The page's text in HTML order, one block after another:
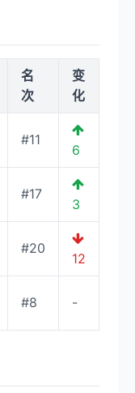
名
次
变
化
#11
6
#17
3
#20
12
#8 -